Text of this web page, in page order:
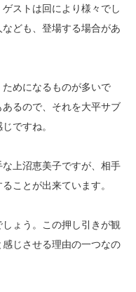
ストは回により様々でし
ども、登場する場合があ
ためになるものが多いで
るので、それを大平サブ
ですね。
上沼恵美子ですが、相手
ことが出来ています。
ょう。この押し引きが観
じさせる理由の一つなの